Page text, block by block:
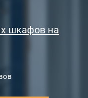
шкафов на